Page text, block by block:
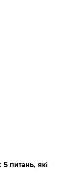
5 питань, які